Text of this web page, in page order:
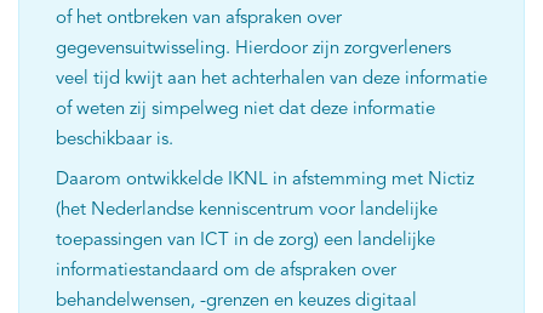
of het ontbreken van afspraken over
gegevensuitwisseling. Hierdoor zijn zorgverleners
veel tijd kwijt aan het achterhalen van deze informatie
of weten zij simpelweg niet dat deze informatie
beschikbaar is.
Daarom ontwikkelde IKNL in afstemming met Nictiz
(het Nederlandse kenniscentrum voor landelijke
toepassingen van ICT in de zorg) een landelijke
informatiestandaard om de afspraken over
behandelwensen, -grenzen en keuzes digitaal